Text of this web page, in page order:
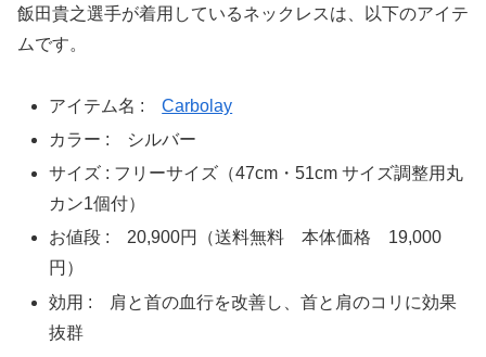
飯田貴之選手が着用しているネックレスは、以下のアイテ
ムです。
アイテム名 :Carbolay
カラー : シルバー
サイズ : フリーサイズ（47cm・51cm サイズ調整用丸
カン1個付）
お値段 : 20,900円（送料無料 本体価格 19,000
円）
効用 : 肩と首の血行を改善し、首と肩のコリに効果
抜群